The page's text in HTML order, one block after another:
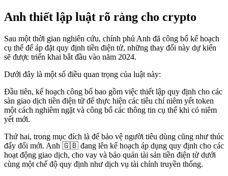
Anh thiết lập luật rõ ràng cho crypto
Sau một thời gian nghiên cứu, chính phủ Anh đã công bố kế hoạch
cụ thể để áp đặt quy định tiền điện tử, những thay đổi này dự kiến
sẽ được triển khai bắt đầu vào năm 2024.
Dưới đây là một số điều quan trọng của luật này:
Đầu tiên, kế hoạch công bố bao gồm việc thiết lập quy định cho các
sàn giao dịch tiền điện tử để thực hiện các tiêu chí niêm yết token
một cách nghiêm ngặt và công bố các thông tin cụ thể khi có niêm
yết mới.
Thứ hai, trong mục đích là để bảo vệ người tiêu dùng cũng như thúc
đẩy đổi mới. Anh 🇬🇧 đang lên kế hoạch áp dụng quy định cho các
hoạt động giao dịch, cho vay và bảo quản tài sản tiền điện tử dưới
cùng một chế độ quy định như dịch vụ tài chính truyền thống.